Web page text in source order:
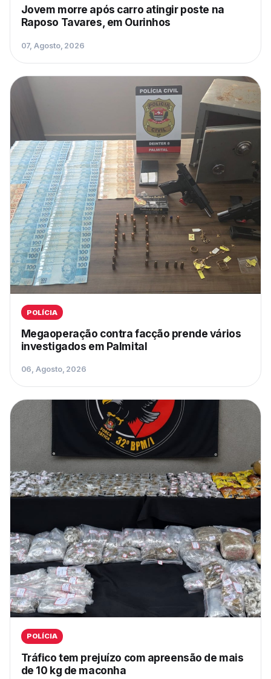
Jovem morre após carro atingir poste na
Raposo Tavares, em Ourinhos
07, Agosto, 2026
POLÍCIA
Megaoperação contra facção prende vários
investigados em Palmital
06, Agosto, 2026
POLÍCIA
Tráfico tem prejuízo com apreensão de mais
de 10 kg de maconha